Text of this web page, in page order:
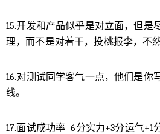
15.开发和产品似乎是对立面，但是
理，而不是对着干，投桃报李，不
16.对测试同学客气一点，他们是你
线。
17.面试成功率=6分实力+3分运气+1